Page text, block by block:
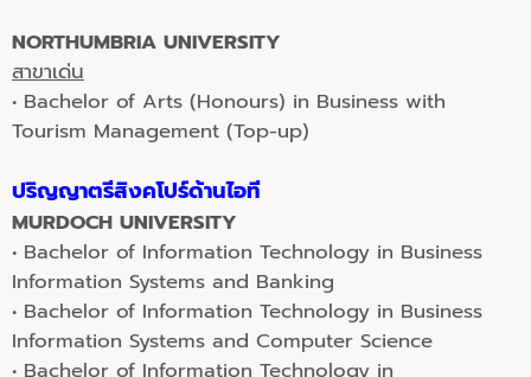
NORTHUMBRIA UNIVERSITY
สาขาเด่น
• Bachelor of Arts (Honours) in Business with
Tourism Management (Top-up)
ปริญญาตรีสิงคโปร์ด้านไอที
MURDOCH UNIVERSITY
• Bachelor of Information Technology in Business
Information Systems and Banking
• Bachelor of Information Technology in Business
Information Systems and Computer Science
• Bachelor of Information Technology in